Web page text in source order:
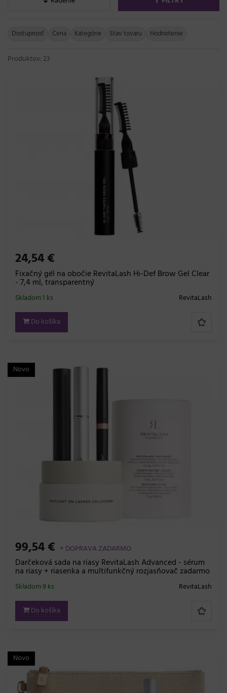
Dostupnosť Cena Kategórie Stav tovaru Hodnotenie
Produktov: 23
24,54 €
Fixačný gél na obočie RevitaLash Hi-Def Brow Gel Clear
- 7,4 ml, transparentný
RevitaLash
Skladom 1 ks
Do košíka
Novo
99,54 € + DOPRAVA ZADARMO
Darčeková sada na riasy RevitaLash Advanced - sérum
na riasy + riasenka a multifunkčný rozjasňovač zadarmo
RevitaLash
Skladom 9 ks
Do košíka
Novo